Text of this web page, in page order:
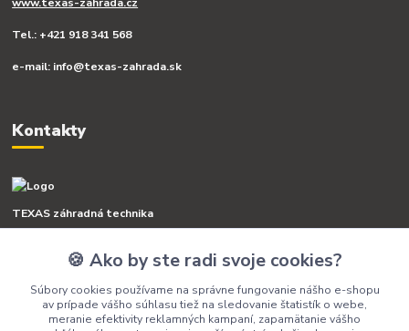
www.texas-zahrada.cz
Tel.: +421 918 341 568
e-mail: info@texas-zahrada.sk
Kontakty
TEXAS záhradná technika
+421 918 341 568
info@texas-zahrada.sk
🍪 Ako by ste radi svoje cookies?
Súbory cookies používame na správne fungovanie nášho e-shopu
av prípade vášho súhlasu tiež na sledovanie štatistík o webe,
meranie efektivity reklamných kampaní, zapamätanie vášho